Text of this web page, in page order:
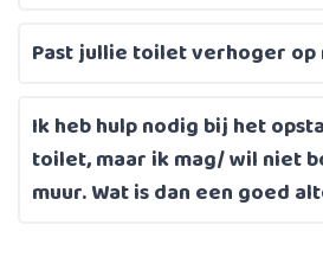
Past jullie toilet verhoger
Ik heb hulp nodig bij het
toilet, maar ik mag/ wil niet
muur. Wat is dan een goed